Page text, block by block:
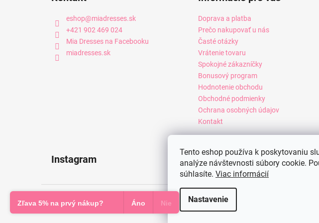
Tento eshop používa k poskytovaniu
analýze návštevnosti súbory cookie.
súhlasíte. Viac informácií
Nastavenie
eshop@miadresses.sk
+421 902 469 024
Mia Dresses na Facebooku
miadresses.sk
Doprava a platba
Prečo nakupovať u nás
Časté otázky
Vrátenie tovaru
Spokojné zákazníčky
Bonusový program
Hodnotenie obchodu
Obchodné podmienky
Ochrana osobných údajov
Kontakt
Instagram
. Všetky práva vyhradené.
Zľava 5% na prvý nákup?
Áno Nie